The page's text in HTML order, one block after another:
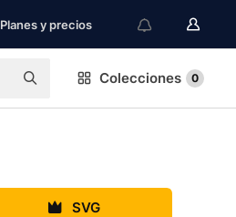
Planes y precios
Colecciones 0
SVG